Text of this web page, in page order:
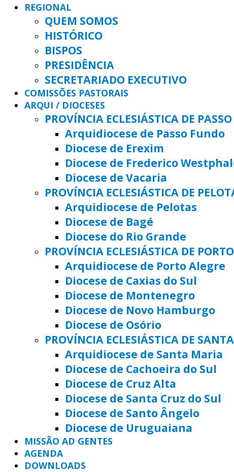
REGIONAL
QUEM SOMOS
HISTÓRICO
BISPOS
PRESIDÊNCIA
SECRETARIADO EXECUTIVO
COMISSÕES PASTORAIS
ARQUI / DIOCESES
PROVÍNCIA ECLESIÁSTICA DE
Arquidiocese de Passo Fundo
Diocese de Erexim
Diocese de Frederico
Diocese de Vacaria
PROVÍNCIA ECLESIÁSTICA DE
Arquidiocese de Pelotas
Diocese de Bagé
Diocese do Rio Grande
PROVÍNCIA ECLESIÁSTICA DE
Arquidiocese de Porto Alegre
Diocese de Caxias do Sul
Diocese de Montenegro
Diocese de Novo Hamburgo
Diocese de Osório
PROVÍNCIA ECLESIÁSTICA DE
Arquidiocese de Santa Maria
Diocese de Cachoeira do Sul
Diocese de Cruz Alta
Diocese de Santa Cruz do Sul
Diocese de Santo Ângelo
Diocese de Uruguaiana
MISSÃO AD GENTES
AGENDA
DOWNLOADS